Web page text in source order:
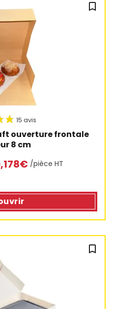
bookmark_outline
ouverture frontale
8 cm
/pièce HT
bookmark_outline